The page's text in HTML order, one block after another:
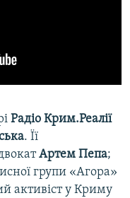
Радіо Крим.Реалії
. Її
Артем Пепа;
групи «Агора»
активіст у Криму